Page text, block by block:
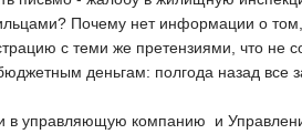
Почему нет информации о том,
с теми же претензиями, что не
деньгам: полгода назад все
в управляющую компанию и